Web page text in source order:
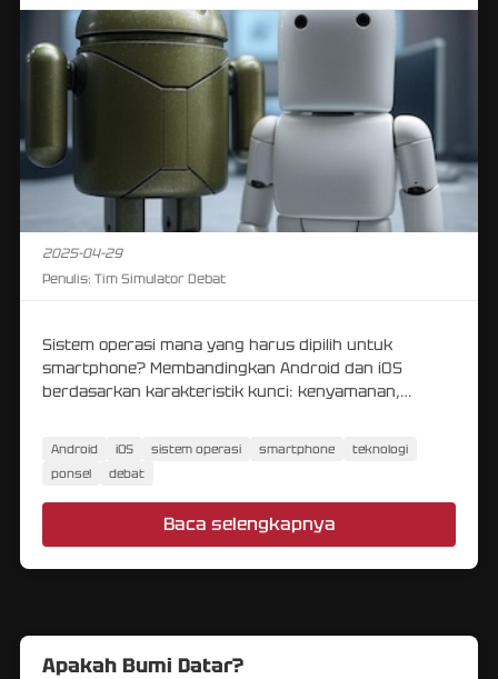
2025-04-29
Penulis: Tim Simulator Debat
Sistem operasi mana yang harus dipilih untuk
smartphone? Membandingkan Android dan iOS
berdasarkan karakteristik kunci: kenyamanan,
Android iOS sistem operasi smartphone
teknologi
ponsel
debat
Baca selengkapnya
Apakah Bumi Datar?